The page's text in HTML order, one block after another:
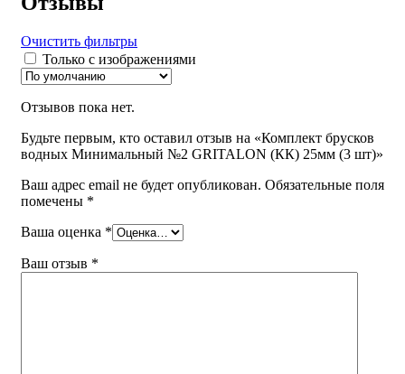
Очистить фильтры
Только с изображениями
Отзывов пока нет.
Будьте первым, кто оставил отзыв на «Комплект брусков
водных Минимальный №2 GRITALON (КК) 25мм (3 шт)»
Ваш адрес email не будет опубликован. Обязательные поля
помечены *
Ваша оценка *
Ваш отзыв *